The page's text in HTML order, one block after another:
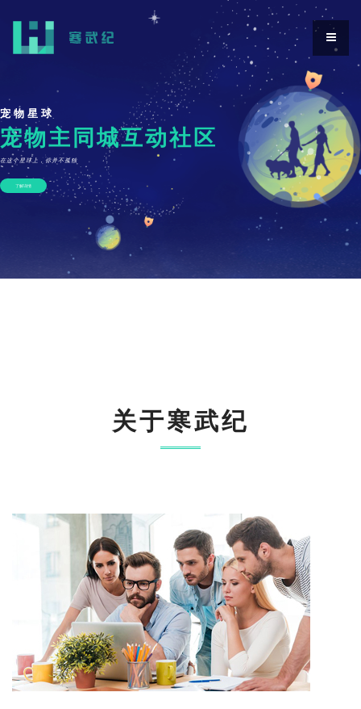
宠物星
宠物主同城互动社区
宠物 星 球
宠物主 同城互动社 区
在这个星球上，你并不孤独
了解详情
关于寒武纪